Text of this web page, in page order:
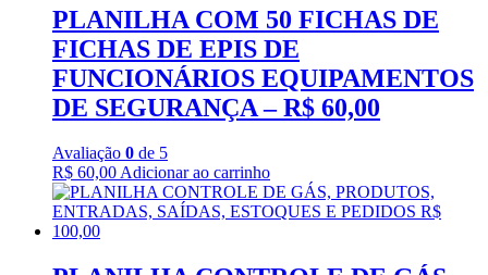
PLANILHA COM 50 FICHAS DE
FICHAS DE EPIS DE
FUNCIONÁRIOS EQUIPAMENTOS
DE SEGURANÇA – R$ 60,00
Avaliação 0 de 5
R$ 60,00Adicionar ao carrinho